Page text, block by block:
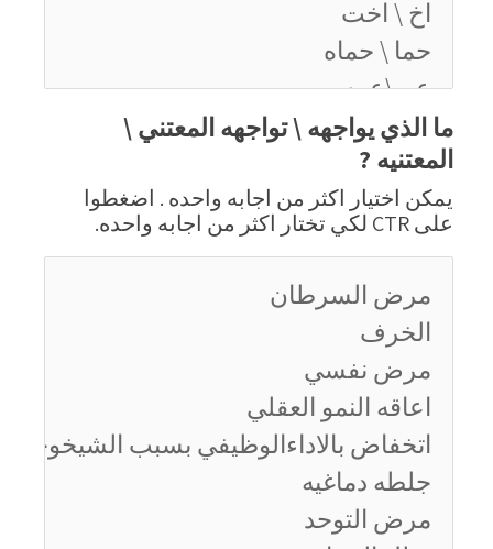
ما الذي يواجهه \ تواجهه المعتني \
المعتنيه ?
يمكن اختيار اكثر من اجابه واحده . اضغطوا
على CTR لكي تختار اكثر من اجابه واحده.